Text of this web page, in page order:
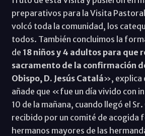
preparativos para la Visita
volcó toda la comunidad, los
todos. También concluimos la
de 18 niños y 4 adultos para que
sacramento de la confirmación
Obispo, D. Jesús Catalá», explica
añade que «fue un día vivido con
10 de la mañana, cuando llegó el
recibido por un comité de acogida
hermanos mayores de las